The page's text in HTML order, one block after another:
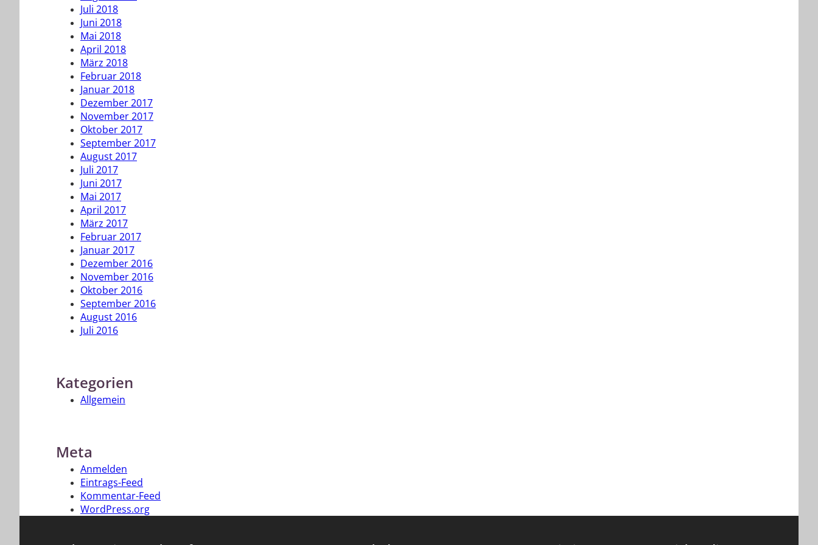
Juli 2018
Juni 2018
Mai 2018
April 2018
März 2018
Februar 2018
Januar 2018
Dezember 2017
November 2017
Oktober 2017
September 2017
August 2017
Juli 2017
Juni 2017
Mai 2017
April 2017
März 2017
Februar 2017
Januar 2017
Dezember 2016
November 2016
Oktober 2016
September 2016
August 2016
Juli 2016
Kategorien
Allgemein
Meta
Anmelden
Eintrags-Feed
Kommentar-Feed
WordPress.org